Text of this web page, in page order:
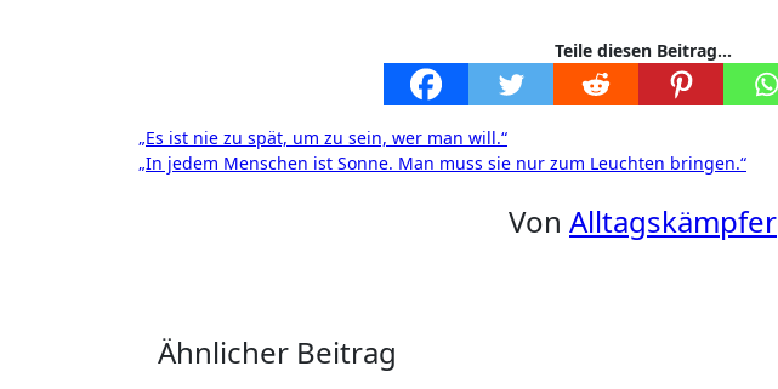
Teile diesen Beitrag...
Beitragsnavigation
„Es ist nie zu spät, um zu sein, wer man will.“
„In jedem Menschen ist Sonne. Man muss sie nur zum Leuchten bringen.“
Von Alltagskämpfer
Ähnlicher Beitrag